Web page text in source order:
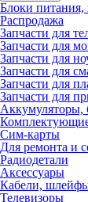
Блоки питания,
Распродажа
Запчасти для
Запчасти для
Запчасти для
Запчасти для
Запчасти для
Запчасти для
Аккумуляторы,
Сим-карты
Для ремонта и
Радиодетали
Аксессуары
Кабели,
Телевизоры